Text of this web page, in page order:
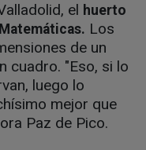
el huerto
Los
de un
cuadro. "Eso, si lo
luego lo
mejor que
Paz de Pico.